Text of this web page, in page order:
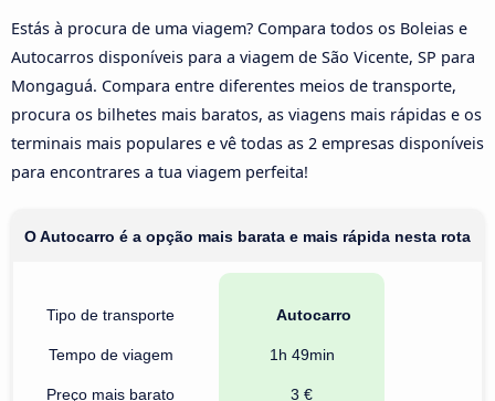
Estás à procura de uma viagem? Compara todos os Boleias e
Autocarros disponíveis para a viagem de São Vicente, SP para
Mongaguá. Compara entre diferentes meios de transporte,
procura os bilhetes mais baratos, as viagens mais rápidas e os
terminais mais populares e vê todas as 2 empresas disponíveis
para encontrares a tua viagem perfeita!
O Autocarro é a opção mais barata e mais rápida nesta rota
Tipo de transporte
Tempo de viagem
Preço mais barato
Autocarro
1h 49min
3 €